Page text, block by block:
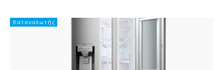
Καταναλωτής